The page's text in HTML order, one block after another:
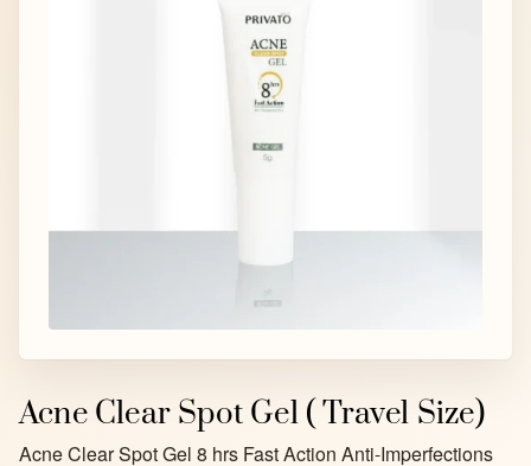
Acne Clear Spot Gel ( Travel Size)
Acne Clear Spot Gel 8 hrs Fast Action Anti-Imperfections